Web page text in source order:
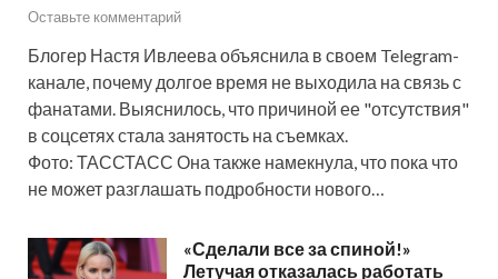
Оставьте комментарий
Блогер Настя Ивлеева объяснила в своем Telegram-
канале, почему долгое время не выходила на связь с
фанатами. Выяснилось, что причиной ее "отсутствия"
в соцсетях стала занятость на съемках.
Фото: ТАССТАСС Она также намекнула, что пока что
не может разглашать подробности нового…
«Сделали все за спиной!»
Летучая отказалась работать